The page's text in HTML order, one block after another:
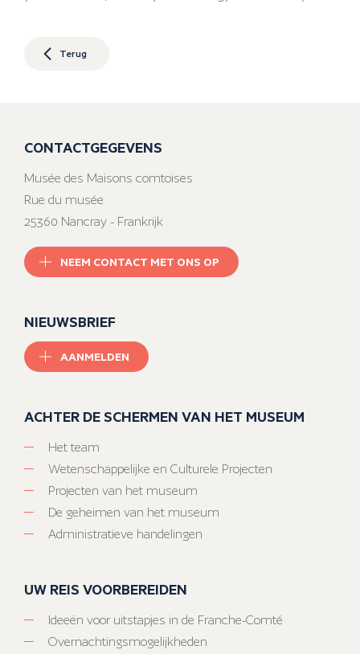
Terug
CONTACTGEGEVENS
Musée des Maisons comtoises
Rue du musée
25360 Nancray - Frankrijk
NEEM CONTACT MET ONS OP
NIEUWSBRIEF
AANMELDEN
ACHTER DE SCHERMEN VAN HET MUSEUM
Het team
Wetenschappelijke en Culturele Projecten
Projecten van het museum
De geheimen van het museum
Administratieve handelingen
UW REIS VOORBEREIDEN
Ideeën voor uitstapjes in de Franche-Comté
Overnachtingsmogelijkheden